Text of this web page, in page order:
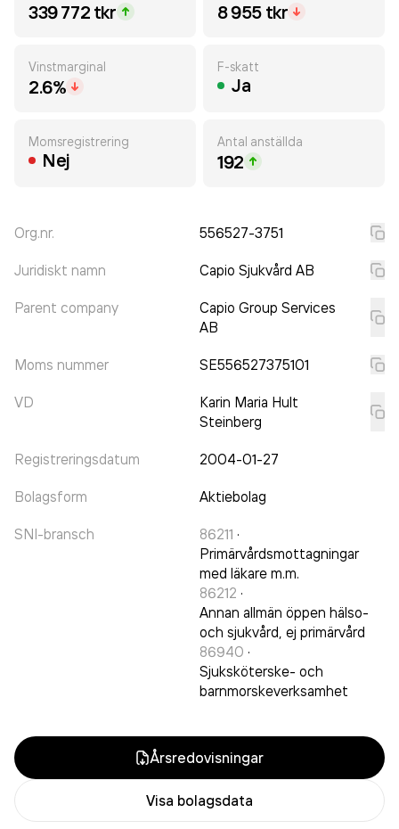
339 772 tkr 8 955 tkr
Vinstmarginal
2.6%
F-skatt
Ja
Momsregistrering
Nej
Antal anställda
192
Org.nr. 556527-3751
Juridiskt namn Capio Sjukvård AB
Parent company
Capio Group Services
AB
Moms nummer SE556527375101
VD
Karin Maria Hult
Steinberg
Registreringsdatum 2004-01-27
Bolagsform Aktiebolag
SNI-bransch 86211 ·
Primärvårdsmottagningar
med läkare m.m.
86212 ·
Annan allmän öppen hälso-
och sjukvård, ej primärvård
86940 ·
Sjuksköterske- och
barnmorskeverksamhet
Årsredovisningar
Visa bolagsdata